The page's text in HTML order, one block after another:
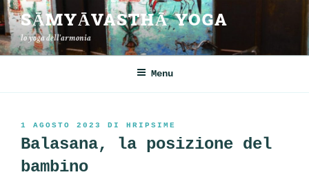
Salta
al
contenuto
SĀMYĀVASTHĀ YOGA
lo yoga dell'armonia
Menu
PUBBLICATO
IL
1 AGOSTO 2023 DI HRIPSIME
Balasana, la posizione del
bambino